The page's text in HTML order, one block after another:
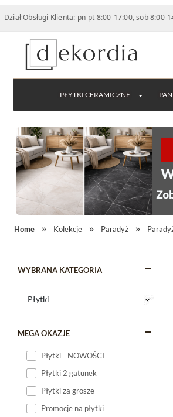
Klienta: pn-pt 8:00-17:00, sob 8:00-14:00
PŁYTKI CERAMICZNE
Home Kolekcje Paradyż
WYBRANA KATEGORIA
MEGA OKAZJE
Płytki - NOWOŚCI
Płytki 2 gatunek
Płytki za grosze
Promocje na płytki